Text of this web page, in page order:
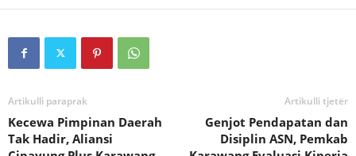
Artikulli paraprak
Kecewa Pimpinan Daerah
Tak Hadir, Aliansi
Artikulli tjetër
Genjot Pendapatan dan
Disiplin ASN, Pemkab